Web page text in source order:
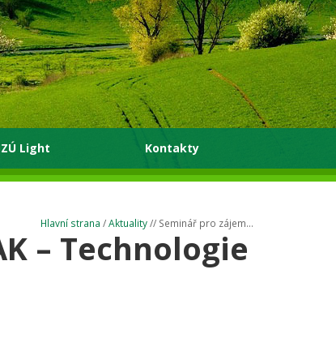
Light Kontakty
Hlavní strana /Aktuality// Seminář pro zájem...
– Technologie